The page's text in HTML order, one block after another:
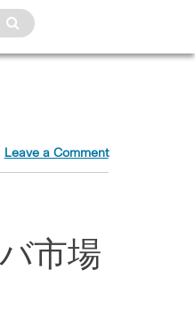
Leave a Comment
市場